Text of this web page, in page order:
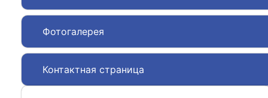
Фотогалерея
Контактная страница